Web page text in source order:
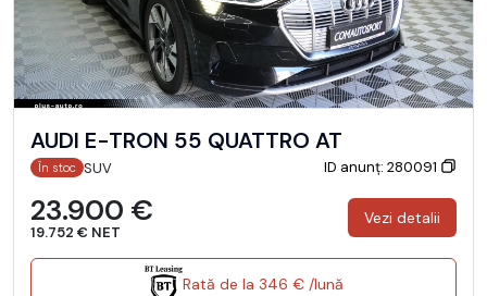
AUDI E-TRON 55 QUATTRO AT
În stoc SUV ID anunț: 280091
23.900 €
19.752 € NET
Vezi detalii
Rată de la 346 € /lună